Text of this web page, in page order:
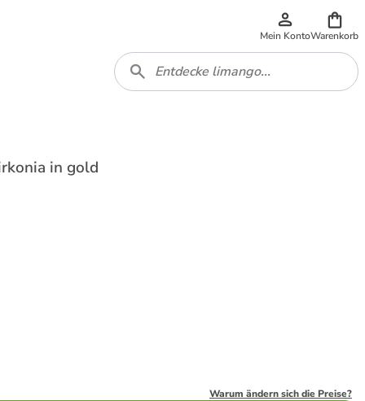
Mein KontoWarenkorb
in gold
Warum ändern sich die Preise?